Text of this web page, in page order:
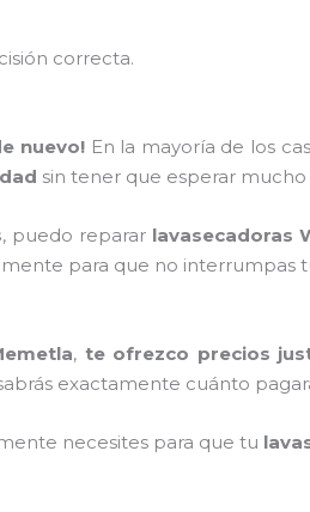
correcta.
nuevo!En la mayoría de los
sin tener que esperar
, puedo reparar lavasecadoras
para que no interrumpas
, te ofrezco precios
exactamente cuánto
necesites para que tu